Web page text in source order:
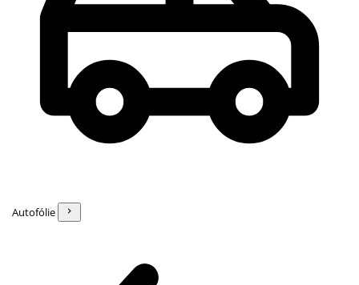
Autofólie